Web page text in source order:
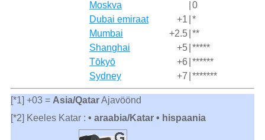
Moskva
0
Dubai emiraat
+1 *
Mumbai
+2.5 **
Shanghai
+5 *****
Tōkyō
+6 ******
Sydney
+7 *******
[*1] +03 = Asia/QatarAjavöönd
[*2] Keeles Katar : • araabia/Katar • hispaania